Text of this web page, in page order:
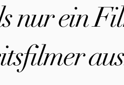
nur ein